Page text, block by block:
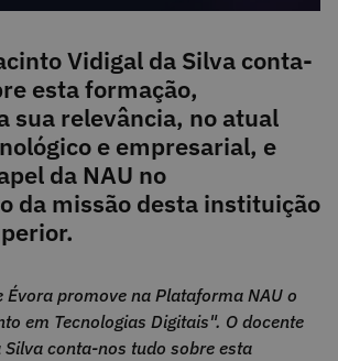
Vidigal da Silva conta-
esta formação,
sua relevância, no atual
e empresarial, e
da NAU no
da missão desta instituição
Évora promove na Plataforma NAU o
em Tecnologias Digitais". O docente
conta-nos tudo sobre esta